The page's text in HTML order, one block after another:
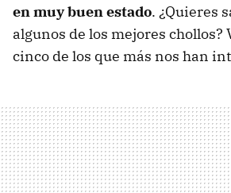
en muy buen estado. ¿Quieres
algunos de los mejores chollos?
cinco de los que más nos han